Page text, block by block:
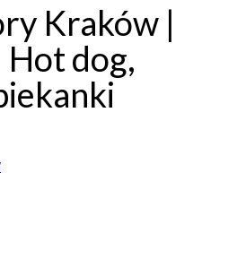
Kraków |
Hot dog,